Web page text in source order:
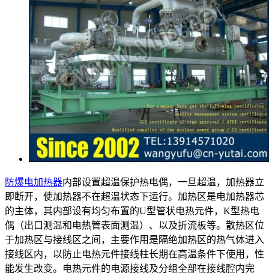
防爆电加热器内部设置超温保护热电偶，一旦超温，加热器立
即断开，使加热器不在超温状态下运行。加热区是电加热器芯
的主体，其内部设有均匀布置的U型管状电热元件，K型热电
偶（出口测温和电热管表面测温）、以及折流板等。散热区位
于加热区与接线区之间，主要作用是隔绝加热区的热气体进入
接线区内，以防止电热元件接线柱长期在高温条件下使用，性
能发生改变。电热元件的电源接线及分组全部在接线腔内完